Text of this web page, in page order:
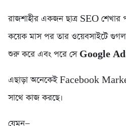
রাজশাহীর একজন ছাত্র SEO শেখার
কয়েক মাস পর তার ওয়েবসাইটে
শুরু করে এবং পরে সে Google
এছাড়া অনেকেই Facebook
সাথে কাজ করছে।